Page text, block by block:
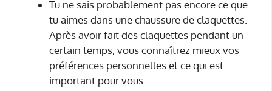
Tu ne sais probablement pas encore ce que
tu aimes dans une chaussure de claquettes.
Après avoir fait des claquettes pendant un
certain temps, vous connaîtrez mieux vos
préférences personnelles et ce qui est
important pour vous.